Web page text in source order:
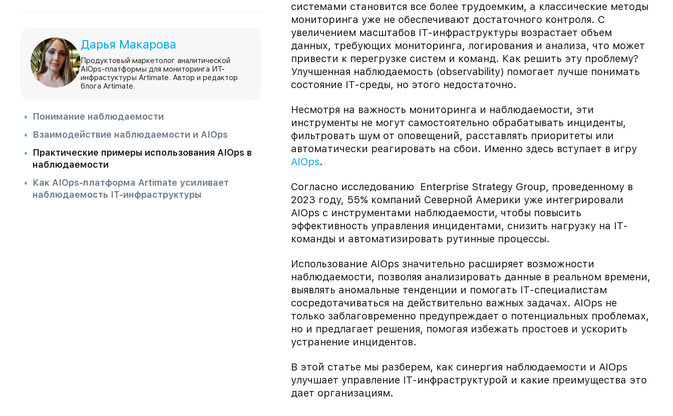
Дарья Макарова
Продуктовый маркетолог аналитической
AIOps-платформы для мониторинга ИТ-
инфрастуктуры Artimate. Автор и редактор
блога Artimate.
Понимание наблюдаемости
Взаимодействие наблюдаемости и AIOps
Практические примеры использования AIOps в
наблюдаемости
Как AIOps-платформа Artimate усиливает
наблюдаемость IT-инфраструктуры
системами становится все более трудоемким, а классические методы
мониторинга уже не обеспечивают достаточного контроля. С
увеличением масштабов IT-инфраструктуры возрастает объем
данных, требующих мониторинга, логирования и анализа, что может
привести к перегрузке систем и команд. Как решить эту проблему?
Улучшенная наблюдаемость (observability) помогает лучше понимать
состояние IT-среды, но этого недостаточно.
Несмотря на важность мониторинга и наблюдаемости, эти
инструменты не могут самостоятельно обрабатывать инциденты,
фильтровать шум от оповещений, расставлять приоритеты или
автоматически реагировать на сбои. Именно здесь вступает в игру
AIOps.
Согласно исследованию Enterprise Strategy Group, проведенному в
2023 году, 55% компаний Северной Америки уже интегрировали
AIOps с инструментами наблюдаемости, чтобы повысить
эффективность управления инцидентами, снизить нагрузку на IT-
команды и автоматизировать рутинные процессы.
Использование AIOps значительно расширяет возможности
наблюдаемости, позволяя анализировать данные в реальном времени,
выявлять аномальные тенденции и помогать IT-специалистам
сосредотачиваться на действительно важных задачах. AIOps не
только заблаговременно предупреждает о потенциальных проблемах,
но и предлагает решения, помогая избежать простоев и ускорить
устранение инцидентов.
В этой статье мы разберем, как синергия наблюдаемости и AIOps
улучшает управление IT-инфраструктурой и какие преимущества это
дает организациям.